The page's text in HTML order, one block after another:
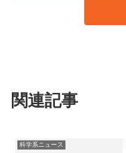
関連記事
科学系ニュース